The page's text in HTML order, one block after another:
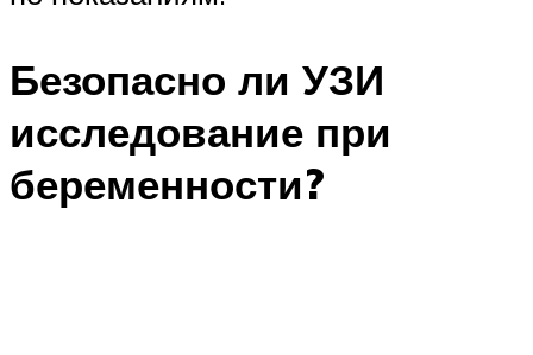
Безопасно ли УЗИ
исследование при
беременности?